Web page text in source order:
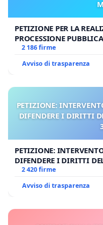
PETIZIONE PER LA
PROCESSIONE
MILANO
2 186 firme
Avviso di trasparenza
PETIZIONE:
DIFENDERE I DIRITTI
PETIZIONE:
DIFENDERE I DIRITTI
UDG)
2 420 firme
Avviso di trasparenza